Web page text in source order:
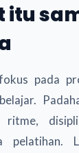
itu
pada
ritme,
pelatihan.